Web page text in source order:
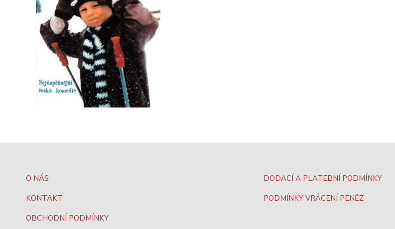
O NÁS
KONTAKT
OBCHODNÍ PODMÍNKY
DODACÍ A PLATEBNÍ PODMÍNKY
PODMÍNKY VRÁCENÍ PENĚZ